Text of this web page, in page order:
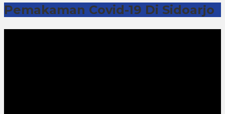
Pemakaman Covid-19 Di Sidoarjo